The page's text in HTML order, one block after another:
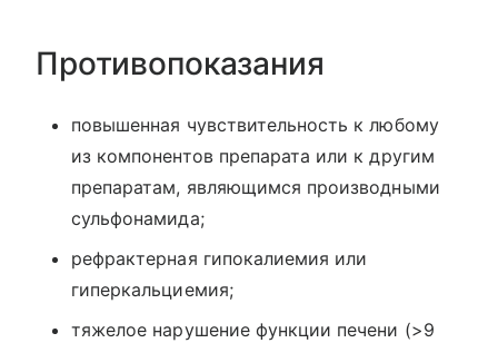
Противопоказания
повышенная чувствительность к любому
из компонентов препарата или к другим
препаратам, являющимся производными
сульфонамида;
рефрактерная гипокалиемия или
гиперкальциемия;
тяжелое нарушение функции печени (>9